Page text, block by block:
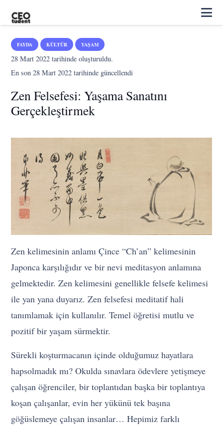
FAYDA KÜLTÜR YAŞAM
28 Mart 2022 tarihinde oluşturuldu.
En son28 Mart 2022 tarihinde güncellendi
Zen Felsefesi: Yaşama Sanatını
Gerçekleştirmek
Zen kelimesinin anlamı Çince “Ch’an” kelimesinin
Japonca karşılığıdır ve bir nevi meditasyon anlamına
gelmektedir. Zen kelimesini genellikle felsefe kelimesi
ile yan yana duyarız. Zen felsefesi meditatif hali
tanımlamak için kullanılır. Temel öğretisi mutlu ve
pozitif bir yaşam sürmektir.
Sürekli koşturmacanın içinde olduğumuz hayatlara
hapsolmadık mı? Okulda sınavlara ödevlere yetişmeye
çalışan öğrenciler, bir toplantıdan başka bir toplantıya
koşan çalışanlar, evin her yükünü tek başına
göğüslemeye çalışan insanlar… Hepimiz farklı